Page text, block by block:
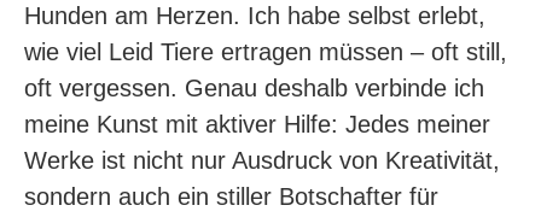
Hunden am Herzen. Ich habe selbst erlebt,
wie viel Leid Tiere ertragen müssen – oft still,
oft vergessen. Genau deshalb verbinde ich
meine Kunst mit aktiver Hilfe: Jedes meiner
Werke ist nicht nur Ausdruck von Kreativität,
sondern auch ein stiller Botschafter für